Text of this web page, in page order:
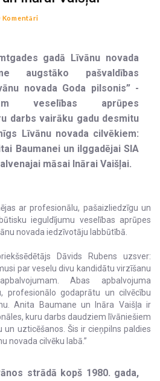
Komentāri
gadā Līvānu novada
augstāko pašvaldības
novada Goda pilsonis” -
veselības aprūpes
darbs vairāku gadu desmitu
Līvānu novada cilvēkiem:
Baumanei un ilggadējai SIA
māsai Inārai Vaišļai.
ar profesionālu, pašaizliedzīgu un
ieguldījumu veselības aprūpes
novada iedzīvotāju labbūtībā.
Dāvids Rubens uzsver:
par veselu divu kandidātu virzīšanu
Abas apbalvojuma
profesionālo godaprātu un cilvēcību
Anita Baumane un Ināra Vaišļa ir
kuru darbs daudziem līvāniešiem
uzticēšanos. Šis ir cieņpilns paldies
novada cilvēku labā.”
strādā kopš 1980. gada,